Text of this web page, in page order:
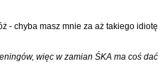
- chyba masz mnie za aż takiego
więc w zamian ŚKA ma coś